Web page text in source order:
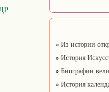
Из истории
История
Биографии
История